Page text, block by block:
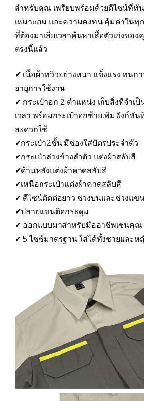
สำหรับคุณ เพรียบพร้อมด้วยดีไซน์ที่ทั
เหมาะสม และความคงทน คุ้มค่าในทุ
ที่ต้องมาเสียเวลาค้นหาเสื้อตัวเก่งขอ
ตรงนี้แล้ว
✔ เนื้อผ้าทวิวอย่างหนา แข็งแรง ทนก
อายุการใช้งาน
✔ กระเป๋าอก 2 ตำแหน่ง เก็บสิ่งที่จำเ
เวลา พร้อมกระเป๋าอกซ้ายเพิ่มฟังก์ชัน
สะดวกใช้
✔กระเป๋า2ชั้น มีช่องใส่บัตรประจำตัว
✔กระเป๋าล่วงข้างลำตัว แต่งผ้าสลับสี
✔ด้านหลังแต่งผ้าคาดสลับสี
✔เหนือกระเป๋าแต่งผ้าคาดสลับสี
✔ ดีไซน์ตัดต่อยาว ช่วงบนและช่วงแขน
✔ปลายแขนติดกระดุม
✔ ออกแบบมาสำหรับมืออาชีพเช่นคุณ
✔ 5 ไซซ์มาตรฐาน ใส่ได้ทั้งชายและห